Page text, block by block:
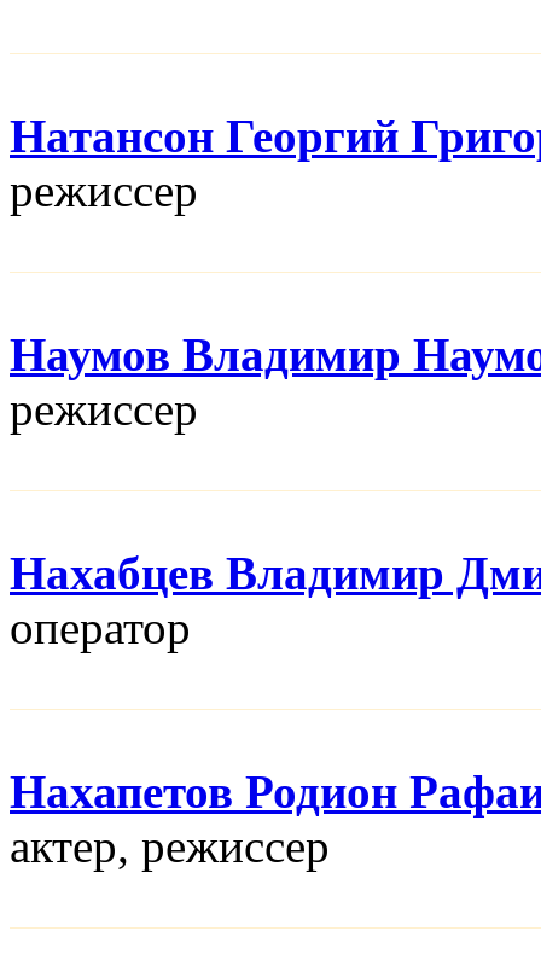
Натансон Георгий
режисcер
Наумов Владимир
режисcер
Нахабцев Владимир
оператор
Нахапетов Родион
актер, режисcер